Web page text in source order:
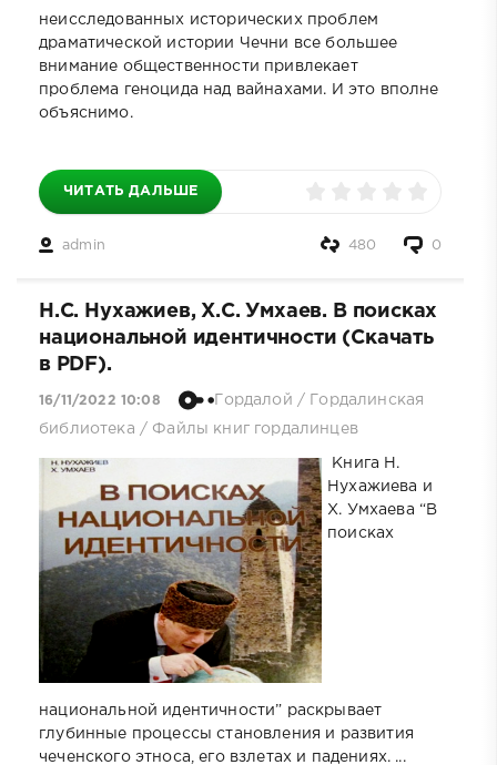
неисследованных исторических проблем
драматической истории Чечни все большее
внимание общественности привлекает
проблема геноцида над вайнахами. И это вполне
объяснимо.
ЧИТАТЬ ДАЛЬШЕ
admin 0
480
Н.С. Нухажиев, Х.С. Умхаев. В поисках
национальной идентичности (Скачать
в PDF).
16/11/2022 10:08 Гордалой / Гордалинская
библиотека / Файлы книг гордалинцев
Книга Н.
Нухажиева и
Х. Умхаева “В
поисках
национальной идентичности” раскрывает
глубинные процессы становления и развития
чеченского этноса, его взлетах и падениях. ...